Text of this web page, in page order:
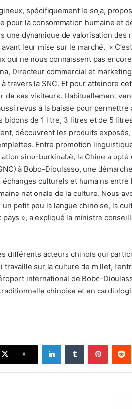
spécifiquement le soja,
pour la consommation humaine et
une dynamique de valorisation
leur mise sur le marché. «
qui ne nous connaissent pas
Directeur commercial et
travers la SNC. Et pour atteindre
de ses visiteurs. Habituellement
revus à la baisse pour
bidons de 1 litre, 3 litres et de 5
découvrent les produits
Entre promotion
sino-burkinabè, la Chine a opté
à Bobo-Dioulasso, une
échanges culturels et humains entre
nationale de la culture. Nous
petit peu la langue chinoise, la
», a expliqué la ministre
différents acteurs chinois qui
travaille sur la culture de millet,
international de Bobo-
chinoise et en
X